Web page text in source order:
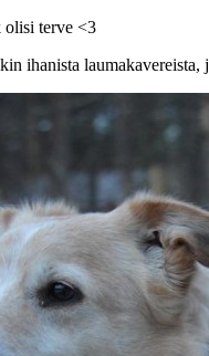
olisi terve <3
ihanista laumakavereista,